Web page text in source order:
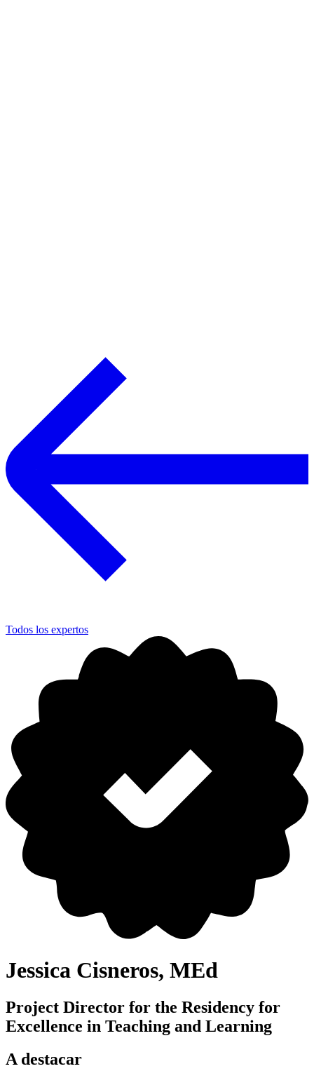
Todos los expertos
Jessica Cisneros, MEd
Project Director for the Residency for
Excellence in Teaching and Learning
A destacar